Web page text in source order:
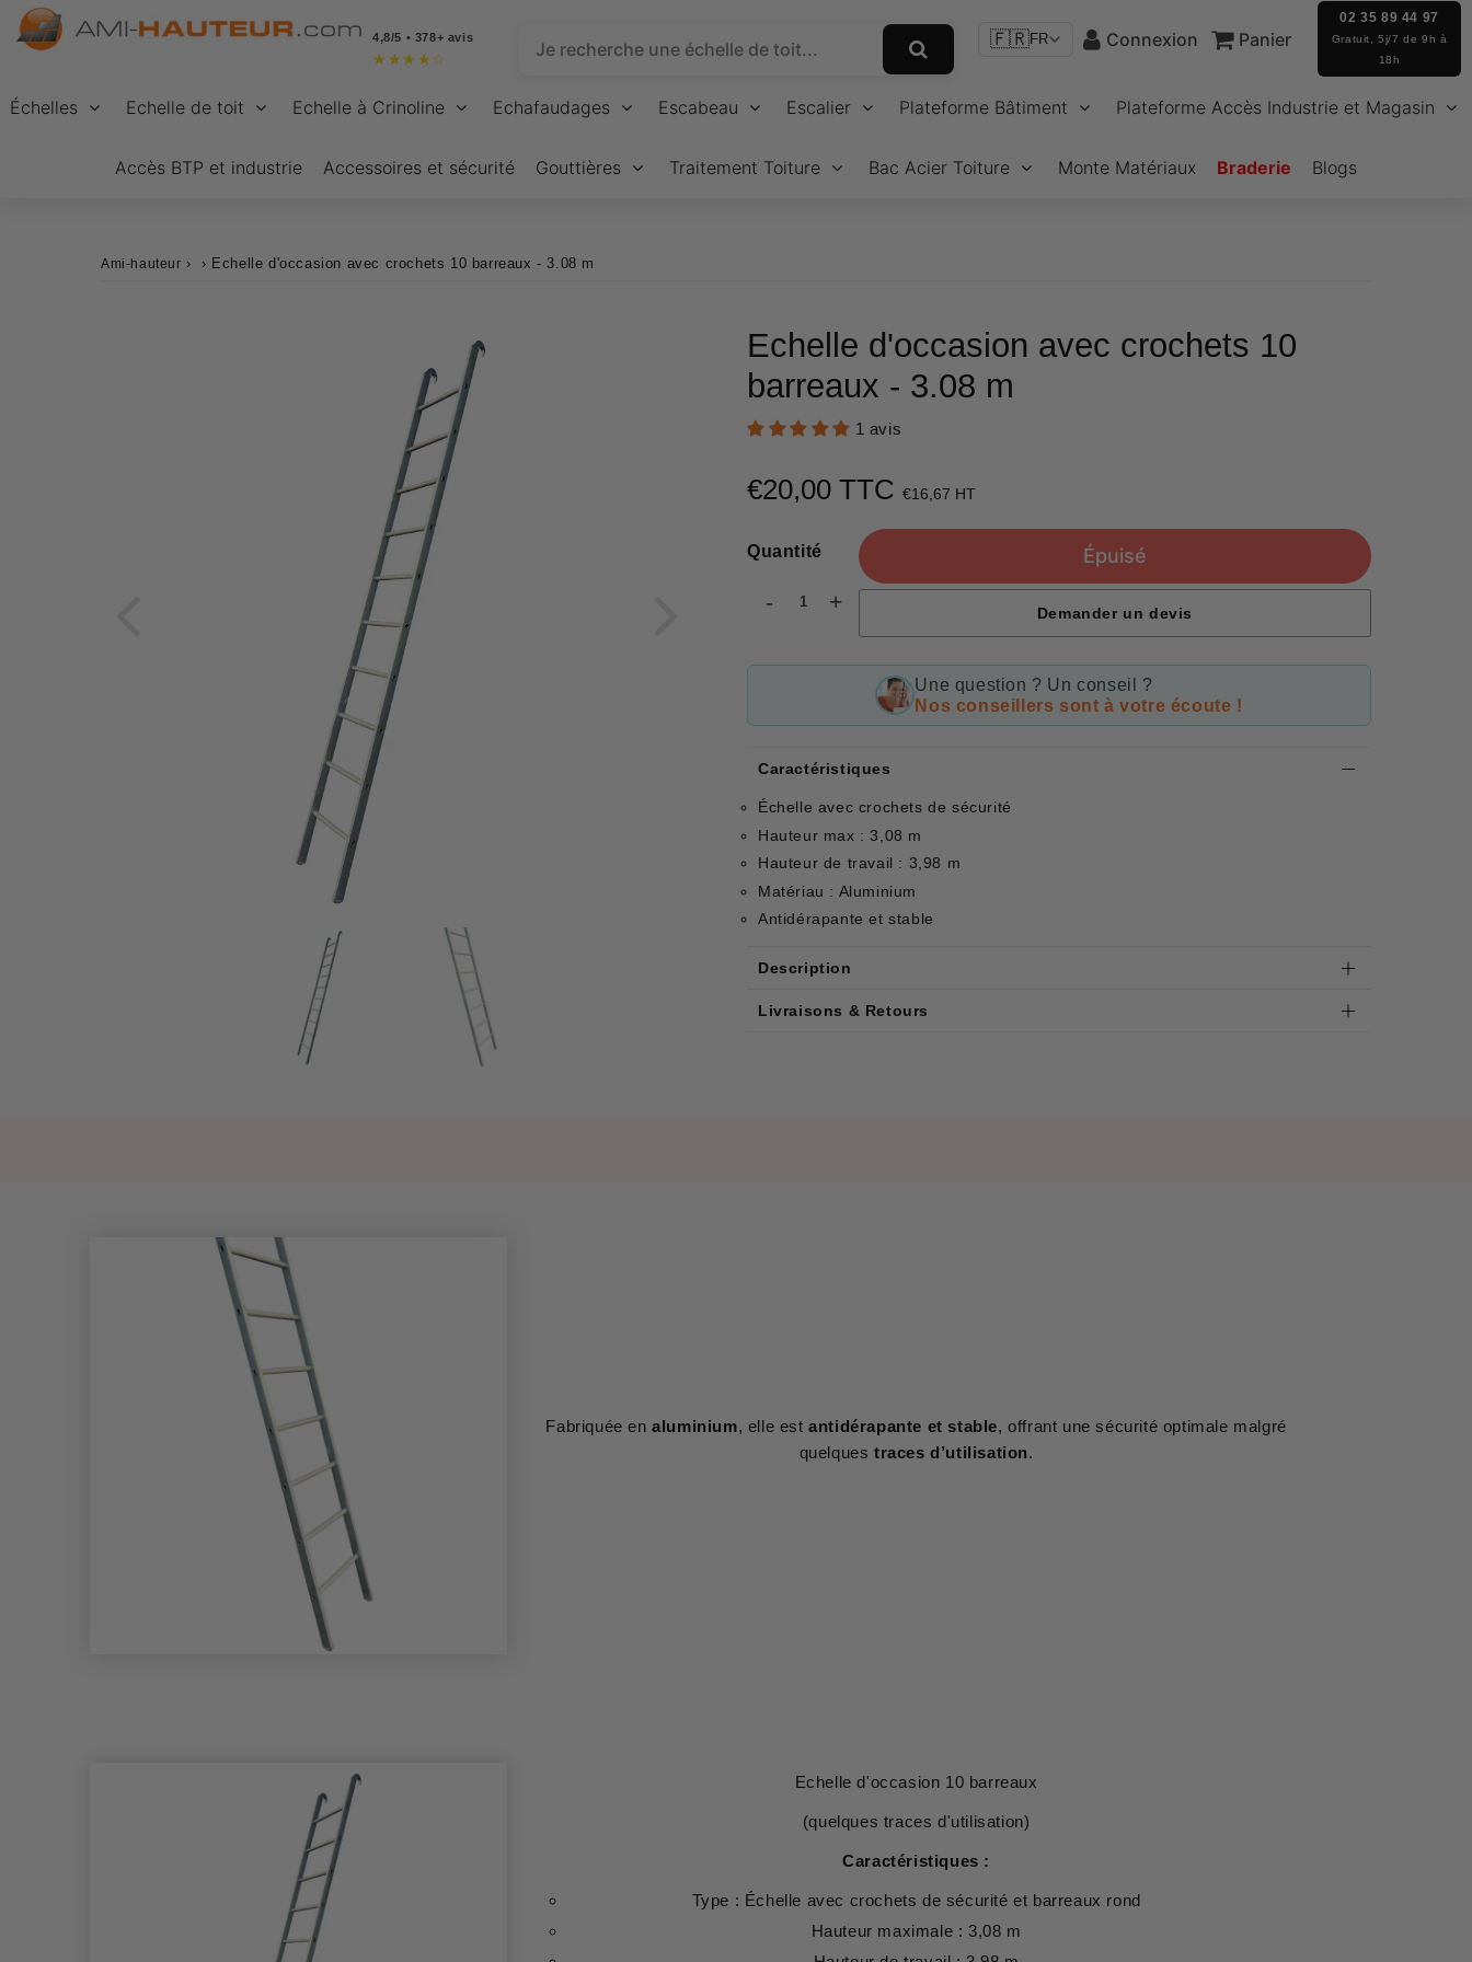
4,8/5 • 378+ avis
★ ★ ★ ★ ☆
🇫🇷FR Connexion Panier
02 35 89 44 97
Gratuit, 5j/7 de 9h à
18h
Échelles Echelle de toit Echelle à Crinoline Echafaudages Escabeau Escalier Plateforme Bâtiment Plateforme Accès Industrie et Magasin
Accès BTP et industrie Accessoires et sécurité Gouttières Traitement Toiture Bac Acier Toiture Monte Matériaux Braderie Blogs
Ami-hauteur › › Echelle d'occasion avec crochets 10 barreaux - 3.08 m
Echelle d'occasion avec crochets 10
barreaux - 3.08 m
1 avis
€20,00 TTC €16,67 HT
Quantité
- +
Épuisé
Demander un devis
Une question ? Un conseil ?
Nos conseillers sont à votre écoute !
Caractéristiques
Échelle avec crochets de sécurité
Hauteur max : 3,08 m
Hauteur de travail : 3,98 m
Matériau : Aluminium
Antidérapante et stable
Description
Livraisons & Retours
Fabriquée enaluminium, elle estantidérapante et stable, offrant une sécurité optimale malgré
quelquestraces d’utilisation.
Echelle d'occasion 10 barreaux
(quelques traces d'utilisation)
Caractéristiques :
Type : Échelle avec crochets de sécurité et barreaux rond
Hauteur maximale : 3,08 m